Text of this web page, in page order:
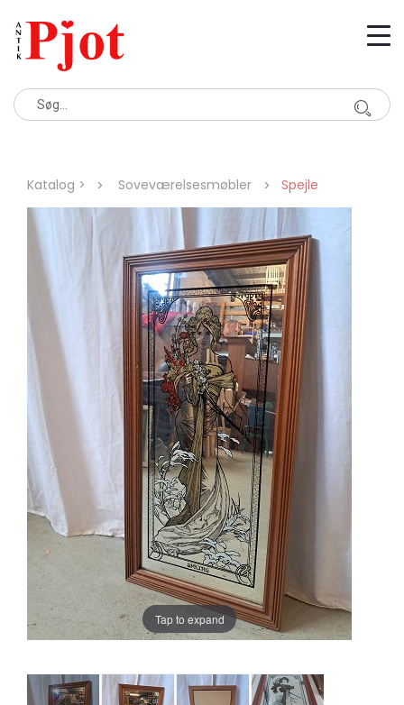
Katalog > Soveværelsesmøbler Spejle
Tap to expand